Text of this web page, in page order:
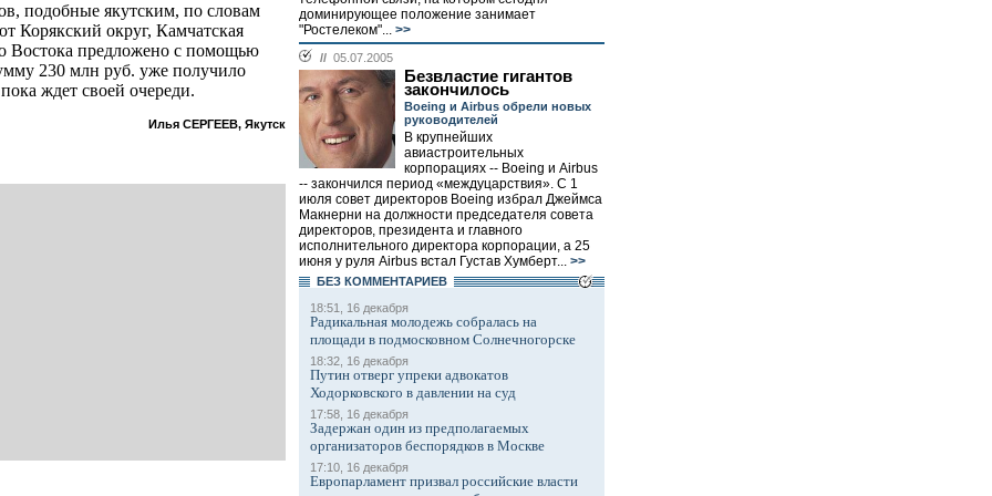
подобные якутским, по словам
Корякский округ, Камчатская
Востока предложено с помощью
230 млн руб. уже получило
ждет своей очереди.
Илья СЕРГЕЕВ, Якутск
доминирующее положение занимает
"Ростелеком"... >>
// 05.07.2005
Безвластие гигантов
закончилось
Boeing и Airbus обрели новых
руководителей
В крупнейших
авиастроительных
корпорациях -- Boeing и Airbus
-- закончился период «междуцарствия». C 1
июля совет директоров Boeing избрал Джеймса
Макнерни на должности председателя совета
директоров, президента и главного
исполнительного директора корпорации, а 25
июня у руля Airbus встал Густав Хумберт... >>
БЕЗ КОМMЕНТАРИЕВ
18:51, 16 декабря
Радикальная молодежь собралась на
площади в подмосковном Солнечногорске
18:32, 16 декабря
Путин отверг упреки адвокатов
Ходорковского в давлении на суд
17:58, 16 декабря
Задержан один из предполагаемых
организаторов беспорядков в Москве
17:10, 16 декабря
Европарламент призвал российские власти